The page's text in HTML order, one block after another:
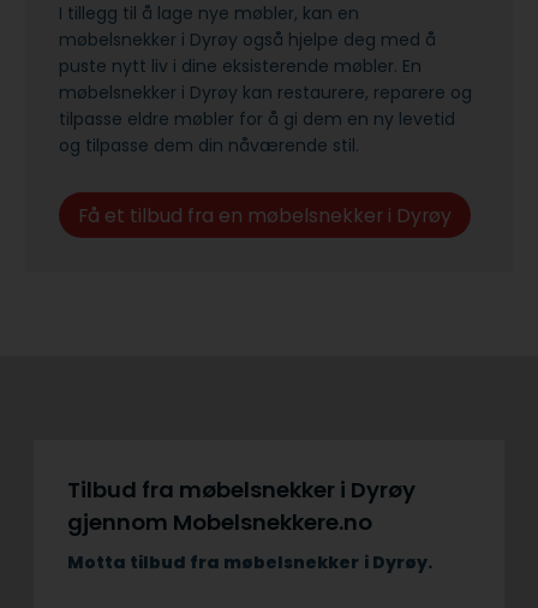
I tillegg til å lage nye møbler, kan en
møbelsnekker i Dyrøy også hjelpe deg med å
puste nytt liv i dine eksisterende møbler. En
møbelsnekker i Dyrøy kan restaurere, reparere og
tilpasse eldre møbler for å gi dem en ny levetid
og tilpasse dem din nåværende stil.
Få et tilbud fra en møbelsnekker i Dyrøy
Tilbud fra møbelsnekker i Dyrøy
gjennom Mobelsnekkere.no
Motta tilbud fra møbelsnekker i Dyrøy.